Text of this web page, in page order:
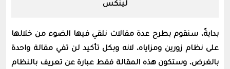
لينكس
بدايةً، سنقوم بطرح عدة مقالات نلقي فيها الضوء من خلالها
على نظام زورين ومزاياه، لانه وبكل تأكيد لن تفي مقالة واحدة
بالغرض، وستكون هذه المقالة فقط عبارة عن تعريف بالنظام